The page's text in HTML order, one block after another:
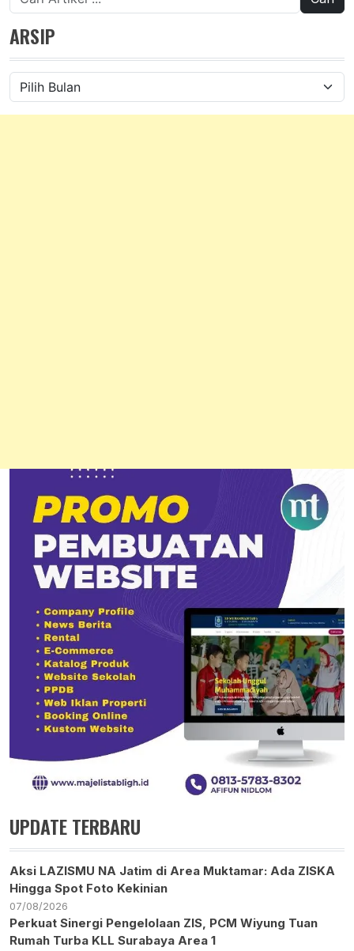
untuk:
ARSIP
Arsip
UPDATE TERBARU
Aksi LAZISMU NA Jatim di Area Muktamar: Ada ZISKA
Hingga Spot Foto Kekinian
07/08/2026
Perkuat Sinergi Pengelolaan ZIS, PCM Wiyung Tuan
Rumah Turba KLL Surabaya Area 1